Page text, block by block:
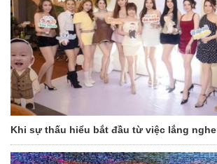
Khi sự thấu hiểu bắt đầu từ việc lắng nghe